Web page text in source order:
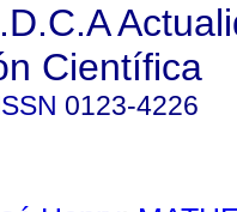
Científica
0123-4226